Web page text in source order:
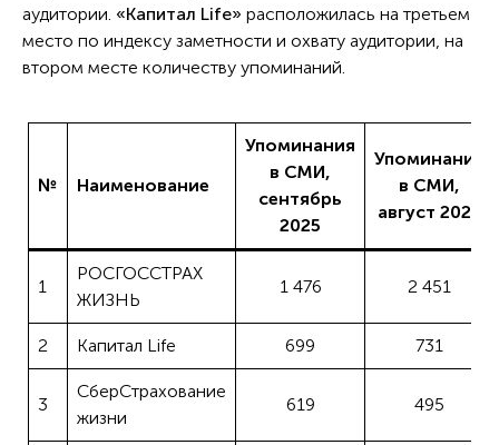
аудитории. «Капитал Life» расположилась на третьем
место по индексу заметности и охвату аудитории, на
втором месте количеству упоминаний.
№ Наименование
Упоминания
в СМИ,
сентябрь
2025
Упоминания
в СМИ,
август 2025
1
РОСГОССТРАХ
ЖИЗНЬ
1 476 2 451
2 Капитал Life 699 731
3
СберСтрахование
жизни
619 495